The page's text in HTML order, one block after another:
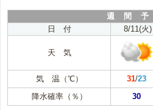
週 間 予
日 付
8/11(火)
天 気
気 温（℃） 31/23
降水確率（％）
30